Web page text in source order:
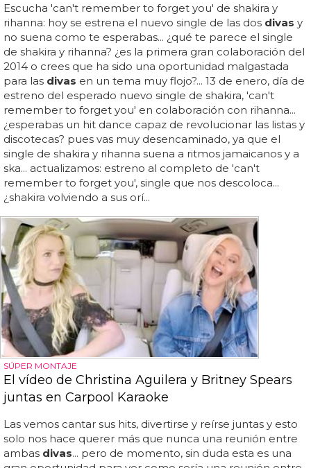
Escucha 'can't remember to forget you' de shakira y
rihanna: hoy se estrena el nuevo single de las dos divas y
no suena como te esperabas... ¿qué te parece el single
de shakira y rihanna? ¿es la primera gran colaboración del
2014 o crees que ha sido una oportunidad malgastada
para las divas en un tema muy flojo?... 13 de enero, día de
estreno del esperado nuevo single de shakira, 'can't
remember to forget you' en colaboración con rihanna...
¿esperabas un hit dance capaz de revolucionar las listas y
discotecas? pues vas muy desencaminado, ya que el
single de shakira y rihanna suena a ritmos jamaicanos y a
ska... actualizamos: estreno al completo de 'can't
remember to forget you', single que nos descoloca...
¿shakira volviendo a sus orí...
SÚPER MONTAJE
El vídeo de Christina Aguilera y Britney Spears
juntas en Carpool Karaoke
Las vemos cantar sus hits, divertirse y reírse juntas y esto
solo nos hace querer más que nunca una reunión entre
ambas divas... pero de momento, sin duda esta es una